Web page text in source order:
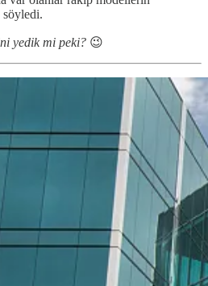
söyledi.
yedik mi peki? 😉